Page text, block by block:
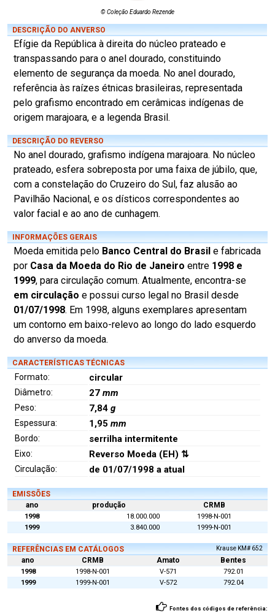
© Coleção Eduardo Rezende
DESCRIÇÃO DO ANVERSO
Efígie da República à direita do núcleo prateado e
transpassando para o anel dourado, constituindo
elemento de segurança da moeda. No anel dourado,
referência às raízes étnicas brasileiras, representada
pelo grafismo encontrado em cerâmicas indígenas de
origem marajoara, e a legenda Brasil.
DESCRIÇÃO DO REVERSO
No anel dourado, grafismo indígena marajoara. No núcleo
prateado, esfera sobreposta por uma faixa de júbilo, que,
com a constelação do Cruzeiro do Sul, faz alusão ao
Pavilhão Nacional, e os dísticos correspondentes ao
valor facial e ao ano de cunhagem.
INFORMAÇÕES GERAIS
Moeda emitida pelo Banco Central do Brasil e fabricada
por Casa da Moeda do Rio de Janeiro entre 1998 e
1999, para circulação comum. Atualmente, encontra-se
em circulação e possui curso legal no Brasil desde
01/07/1998. Em 1998, alguns exemplares apresentam
um contorno em baixo-relevo ao longo do lado esquerdo
do anverso da moeda.
CARACTERÍSTICAS TÉCNICAS
Formato: circular
Diâmetro: 27 mm
Peso: 7,84 g
Espessura: 1,95 mm
Bordo: serrilha intermitente
Eixo: Reverso Moeda (EH) ⇅
Circulação: de 01/07/1998 a atual
EMISSÕES
ano
produção CRMB
1998 18.000.000
1998-N-001
1999
3.840.000 1999-N-001
REFERÊNCIAS EM CATÁLOGOS Krause KM# 652
ano CRMB Amato Bentes
1998 1998-N-001 V-571
792.01
1999
1999-N-001 V-572 792.04
Fontes dos códigos de referência: